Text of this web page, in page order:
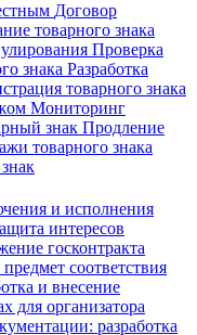
Договор
товарного знака
Проверка
знака Разработка
товарного знака
Мониторинг
знак Продление
товарного знака
и исполнения
интересов
госконтракта
соответствия
и внесение
для организатора
разработка